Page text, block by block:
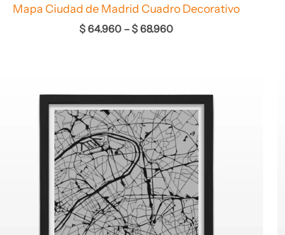
Mapa Ciudad de Madrid Cuadro Decorativo
$64.960 –$68.960
desde
$ 64.960
hasta
$ 68.960